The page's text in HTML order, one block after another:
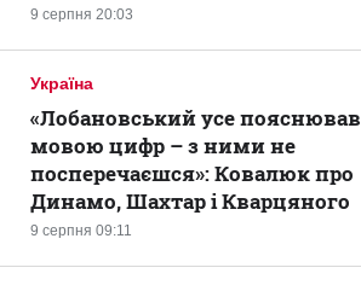
9 серпня 20:03
Україна
9 серпня 09:11
«Лобановський усе пояснював
мовою цифр – з ними не
посперечаєшся»: Ковалюк про
Динамо, Шахтар і Кварцяного